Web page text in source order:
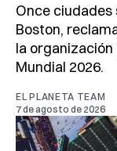
Once ciudades
Boston,
la
Mundial 2026.
EL PLANETA TEAM
7 de agosto de 2026